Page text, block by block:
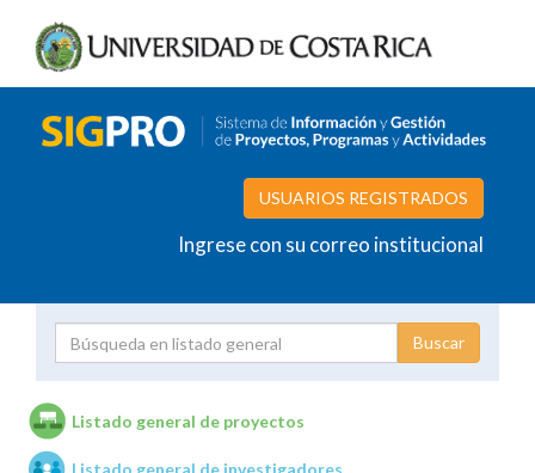
USUARIOS REGISTRADOS
Ingrese con su correo institucional
Listado general de proyectos
Listado general de investigadores